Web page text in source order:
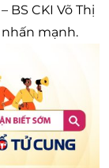
CKI Võ Thị
mạnh.